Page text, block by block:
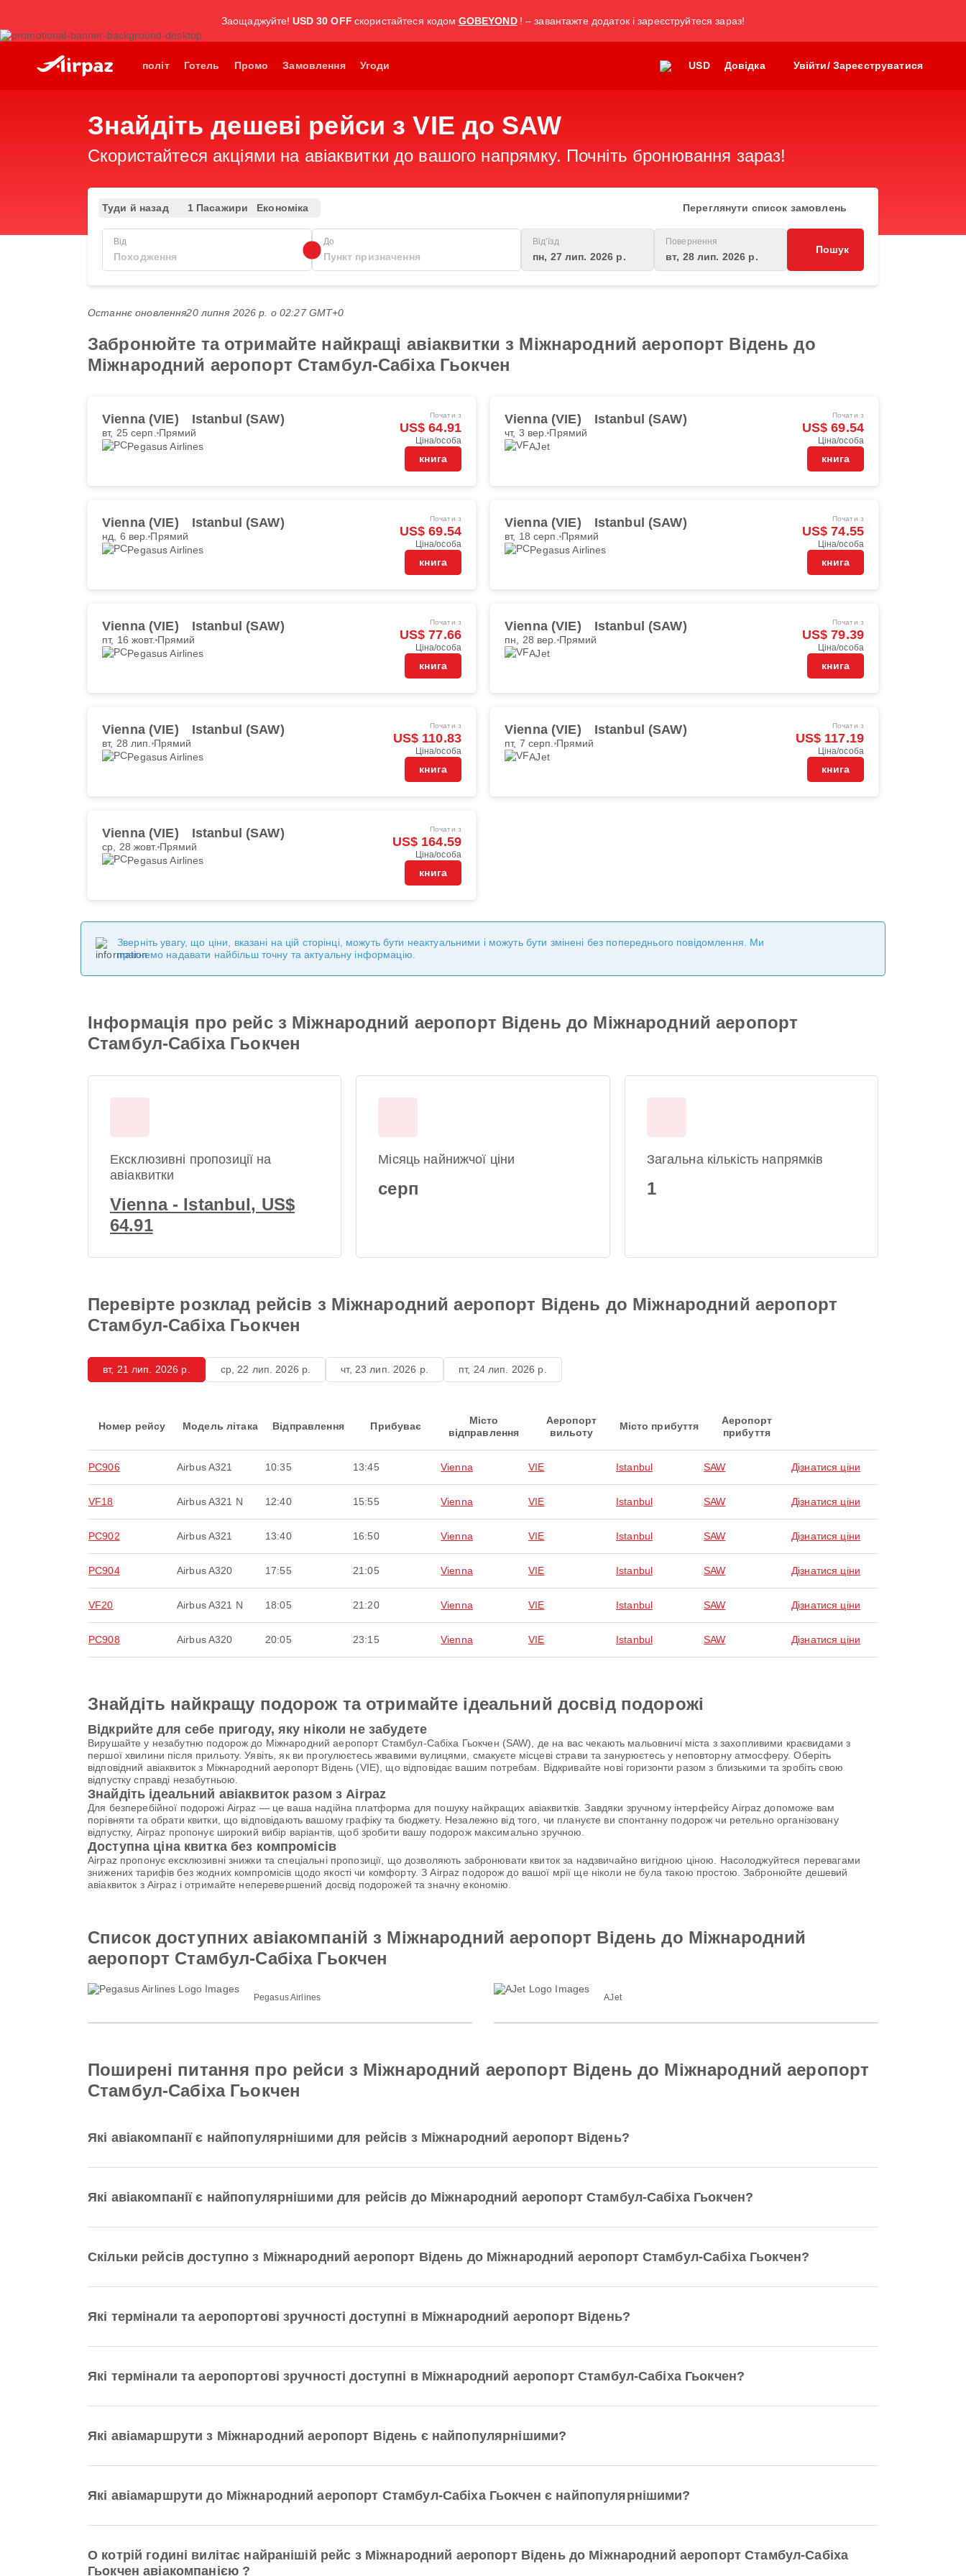
Заощаджуйте! USD 30 OFF скористайтеся кодом GOBEYOND ! – завантажте додаток і зареєструйтеся зараз!
політ Готель Промо Замовлення Угоди USD Довідка Увійти/ Зареєструватися
Знайдіть дешеві рейси з VIE до SAW
Скористайтеся акціями на авіаквитки до вашого напрямку. Почніть бронювання зараз!
Туди й назад 1 Пасажири Економіка Переглянути список замовлень
Від До Від'їзд
пн, 27 лип. 2026 р.
Повернення
вт, 28 лип. 2026 р.
Пошук
Останнє оновлення20 липня 2026 р. о 02:27 GMT+0
Забронюйте та отримайте найкращі авіаквитки з Міжнародний аеропорт Відень до
Міжнародний аеропорт Стамбул-Сабіха Гьокчен
Vienna (VIE) Istanbul (SAW)
вт, 25 серп. Прямий
Pegasus Airlines
Почати з
US$ 64.91
Ціна/особа
книга
Vienna (VIE) Istanbul (SAW)
чт, 3 вер. Прямий
AJet
Почати з
US$ 69.54
Ціна/особа
книга
Vienna (VIE) Istanbul (SAW)
нд, 6 вер. Прямий
Pegasus Airlines
Почати з
US$ 69.54
Ціна/особа
книга
Vienna (VIE) Istanbul (SAW)
вт, 18 серп. Прямий
Pegasus Airlines
Почати з
US$ 74.55
Ціна/особа
книга
Vienna (VIE) Istanbul (SAW)
пт, 16 жовт. Прямий
Pegasus Airlines
Почати з
US$ 77.66
Ціна/особа
книга
Vienna (VIE) Istanbul (SAW)
пн, 28 вер. Прямий
AJet
Почати з
US$ 79.39
Ціна/особа
книга
Vienna (VIE) Istanbul (SAW)
вт, 28 лип. Прямий
Pegasus Airlines
Почати з
US$ 110.83
Ціна/особа
книга
Vienna (VIE) Istanbul (SAW)
пт, 7 серп. Прямий
AJet
Почати з
US$ 117.19
Ціна/особа
книга
Vienna (VIE) Istanbul (SAW)
ср, 28 жовт. Прямий
Pegasus Airlines
Почати з
US$ 164.59
Ціна/особа
книга
Зверніть увагу, що ціни, вказані на цій сторінці, можуть бути неактуальними і можуть бути змінені без попереднього повідомлення. Ми
прагнемо надавати найбільш точну та актуальну інформацію.
Інформація про рейс з Міжнародний аеропорт Відень до Міжнародний аеропорт
Стамбул-Сабіха Гьокчен
Ексклюзивні пропозиції на
авіаквитки
Vienna - Istanbul, US$
64.91
Місяць найнижчої ціни
серп
Загальна кількість напрямків
1
Перевірте розклад рейсів з Міжнародний аеропорт Відень до Міжнародний аеропорт
Стамбул-Сабіха Гьокчен
вт, 21 лип. 2026 р. ср, 22 лип. 2026 р. чт, 23 лип. 2026 р. пт, 24 лип. 2026 р.
Номер рейсу Модель літака Відправлення Прибуває
Місто
відправлення
Аеропорт
вильоту
Місто прибуття
Аеропорт
прибуття
PC906 Airbus A321 10:35 13:45 Vienna VIE Istanbul SAW Дізнатися ціни
VF18 Airbus A321 N 12:40 15:55 Vienna VIE Istanbul SAW Дізнатися ціни
PC902 Airbus A321 13:40 16:50 Vienna VIE Istanbul SAW Дізнатися ціни
PC904 Airbus A320 17:55 21:05 Vienna VIE Istanbul SAW Дізнатися ціни
VF20 Airbus A321 N 18:05 21:20 Vienna VIE Istanbul SAW Дізнатися ціни
PC908 Airbus A320 20:05 23:15 Vienna VIE Istanbul SAW Дізнатися ціни
Знайдіть найкращу подорож та отримайте ідеальний досвід подорожі
Відкрийте для себе пригоду, яку ніколи не забудете
Вирушайте у незабутню подорож до Міжнародний аеропорт Стамбул-Сабіха Гьокчен (SAW), де на вас чекають мальовничі міста з захопливими краєвидами з
першої хвилини після прильоту. Уявіть, як ви прогулюєтесь жвавими вулицями, смакуєте місцеві страви та занурюєтесь у неповторну атмосферу. Оберіть
відповідний авіаквиток з Міжнародний аеропорт Відень (VIE), що відповідає вашим потребам. Відкривайте нові горизонти разом з близькими та зробіть свою
відпустку справді незабутньою.
Знайдіть ідеальний авіаквиток разом з Airpaz
Для безперебійної подорожі Airpaz — це ваша надійна платформа для пошуку найкращих авіаквитків. Завдяки зручному інтерфейсу Airpaz допоможе вам
порівняти та обрати квитки, що відповідають вашому графіку та бюджету. Незалежно від того, чи плануєте ви спонтанну подорож чи ретельно організовану
відпустку, Airpaz пропонує широкий вибір варіантів, щоб зробити вашу подорож максимально зручною.
Доступна ціна квитка без компромісів
Airpaz пропонує ексклюзивні знижки та спеціальні пропозиції, що дозволяють забронювати квиток за надзвичайно вигідною ціною. Насолоджуйтеся перевагами
знижених тарифів без жодних компромісів щодо якості чи комфорту. З Airpaz подорож до вашої мрії ще ніколи не була такою простою. Забронюйте дешевий
авіаквиток з Airpaz і отримайте неперевершений досвід подорожей та значну економію.
Список доступних авіакомпаній з Міжнародний аеропорт Відень до Міжнародний
аеропорт Стамбул-Сабіха Гьокчен
Pegasus Airlines AJet
Поширені питання про рейси з Міжнародний аеропорт Відень до Міжнародний аеропорт
Стамбул-Сабіха Гьокчен
Які авіакомпанії є найпопулярнішими для рейсів з Міжнародний аеропорт Відень?
Які авіакомпанії є найпопулярнішими для рейсів до Міжнародний аеропорт Стамбул-Сабіха Гьокчен?
Скільки рейсів доступно з Міжнародний аеропорт Відень до Міжнародний аеропорт Стамбул-Сабіха Гьокчен?
Які термінали та аеропортові зручності доступні в Міжнародний аеропорт Відень?
Які термінали та аеропортові зручності доступні в Міжнародний аеропорт Стамбул-Сабіха Гьокчен?
Які авіамаршрути з Міжнародний аеропорт Відень є найпопулярнішими?
Які авіамаршрути до Міжнародний аеропорт Стамбул-Сабіха Гьокчен є найпопулярнішими?
О котрій годині вилітає найранішій рейс з Міжнародний аеропорт Відень до Міжнародний аеропорт Стамбул-Сабіха
Гьокчен авіакомпанією ?